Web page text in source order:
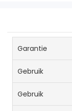
Garantie
Gebruik
Gebruik